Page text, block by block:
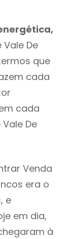
Vale De
que
cada
cada
De
Venda
era o
e
em dia,
à